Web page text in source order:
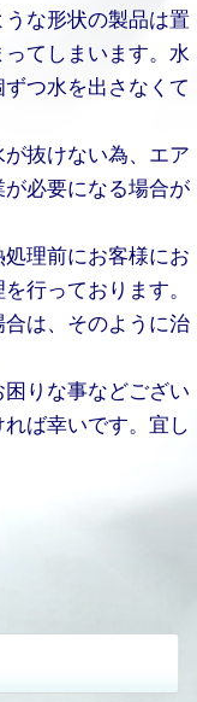
な形状の製品は置
てしまいます。水
つ水を出さなくて
抜けない為、エア
必要になる場合が
理前にお客様にお
行っております。
は、そのように治
りな事などござい
ば幸いです。宜し